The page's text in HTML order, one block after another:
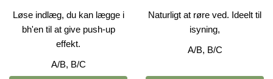
Løse indlæg, du kan lægge i
bh'en til at give push-up
effekt.
A/B, B/C
Naturligt at røre ved. Ideelt til
isyning,
A/B, B/C